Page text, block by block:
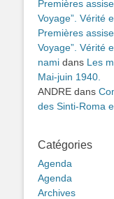
Premières
Voyage”. Vérité
Premières
Voyage”. Vérité
nami dans Les
Mai-juin 1940.
ANDRE dans
des Sinti-Roma
Catégories
Agenda
Agenda
Archives